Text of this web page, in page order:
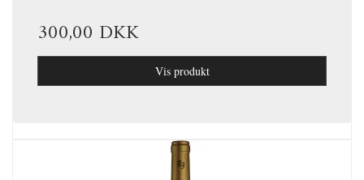
300,00 DKK
Vis produkt